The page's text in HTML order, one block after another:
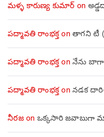
మళ్ళ కారుణ్య కుమార్ on
పద్మావతి రాంభక్తon తాగని టీ
పద్మావతి రాంభక్తon నేను
పద్మావతి రాంభక్తon నడక
నీరజon ఒక్కసారి జవాబుగా